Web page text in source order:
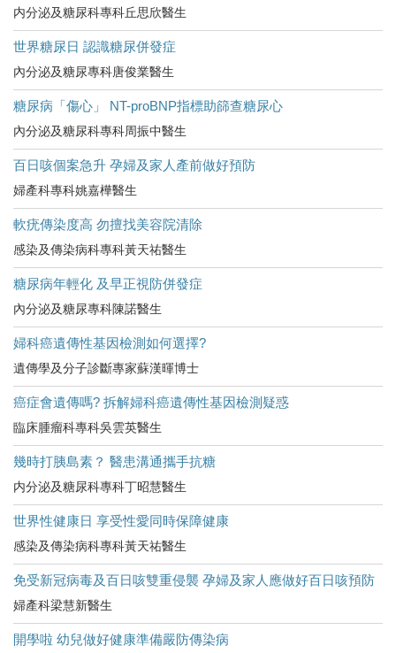
内分泌及糖尿科專科丘思欣醫生
世界糖尿日 認識糖尿併發症
內分泌及糖尿專科唐俊業醫生
糖尿病「傷心」 NT-proBNP指標助篩查糖尿心
內分泌及糖尿科專科周振中醫生
百日咳個案急升 孕婦及家人產前做好預防
婦產科專科姚嘉樺醫生
軟疣傳染度高 勿擅找美容院清除
感染及傳染病科專科黃天祐醫生
糖尿病年輕化 及早正視防併發症
內分泌及糖尿專科陳諾醫生
婦科癌遺傳性基因檢測如何選擇?
遺傳學及分子診斷專家蘇漢暉博士
癌症會遺傳嗎? 拆解婦科癌遺傳性基因檢測疑惑
臨床腫瘤科專科吳雲英醫生
幾時打胰島素？ 醫患溝通攜手抗糖
内分泌及糖尿科專科丁昭慧醫生
世界性健康日 享受性愛同時保障健康
感染及傳染病科專科黃天祐醫生
免受新冠病毒及百日咳雙重侵襲 孕婦及家人應做好百日咳預防
婦產科梁慧新醫生
開學啦 幼兒做好健康準備嚴防傳染病